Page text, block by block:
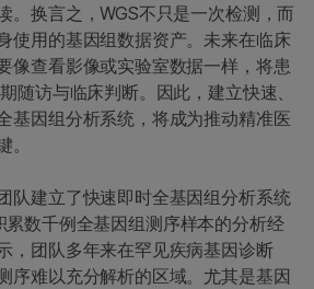
。换言之，WGS不只是一次检测，而
使用的基因组数据资产。未来在临床
像查看影像或实验室数据一样，将患
随访与临床判断。因此，建立快速、
基因组分析系统，将成为推动精准医
队建立了快速即时全基因组分析系统
数千例全基因组测序样本的分析经
，团队多年来在罕见疾病基因诊断
序难以充分解析的区域。尤其是基因